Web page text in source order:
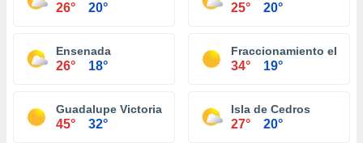
26° 20° 25° 20°
Ensenada
26° 18°
Fraccionamiento el
34° 19°
Guadalupe Victoria (Km. 43)
45° 32°
Isla de Cedros
27° 20°